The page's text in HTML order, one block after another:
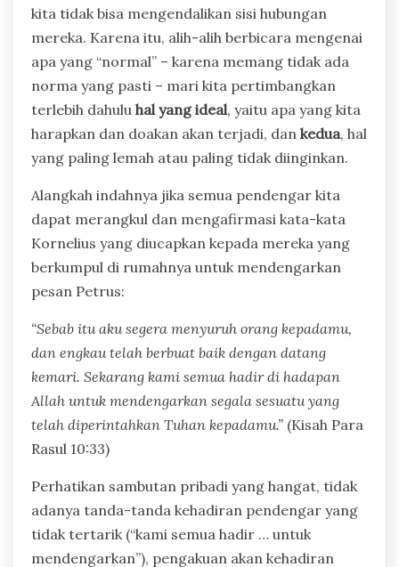
kita tidak bisa mengendalikan sisi hubungan
mereka. Karena itu, alih-alih berbicara mengenai
apa yang “normal” – karena memang tidak ada
norma yang pasti – mari kita pertimbangkan
terlebih dahulu hal yang ideal, yaitu apa yang kita
harapkan dan doakan akan terjadi, dan kedua, hal
yang paling lemah atau paling tidak diinginkan.
Alangkah indahnya jika semua pendengar kita
dapat merangkul dan mengafirmasi kata-kata
Kornelius yang diucapkan kepada mereka yang
berkumpul di rumahnya untuk mendengarkan
pesan Petrus:
“Sebab itu aku segera menyuruh orang kepadamu,
dan engkau telah berbuat baik dengan datang
kemari. Sekarang kami semua hadir di hadapan
Allah untuk mendengarkan segala sesuatu yang
telah diperintahkan Tuhan kepadamu.” (Kisah Para
Rasul 10:33)
Perhatikan sambutan pribadi yang hangat, tidak
adanya tanda-tanda kehadiran pendengar yang
tidak tertarik (“kami semua hadir … untuk
mendengarkan”), pengakuan akan kehadiran